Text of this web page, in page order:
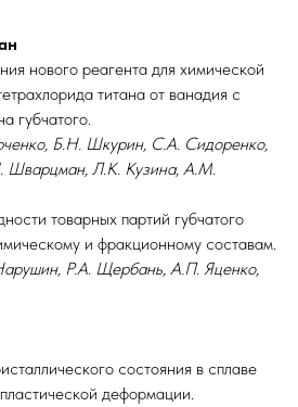
нового реагента для химической
титана от ванадия с
губчатого.
Б.Н. Шкурин, С.А. Сидоренко,
Шварцман, Л.К. Кузина, А.М.
товарных партий губчатого
и фракционному составам.
Р.А. Щербань, А.П. Яценко,
состояния в сплаве
деформации.